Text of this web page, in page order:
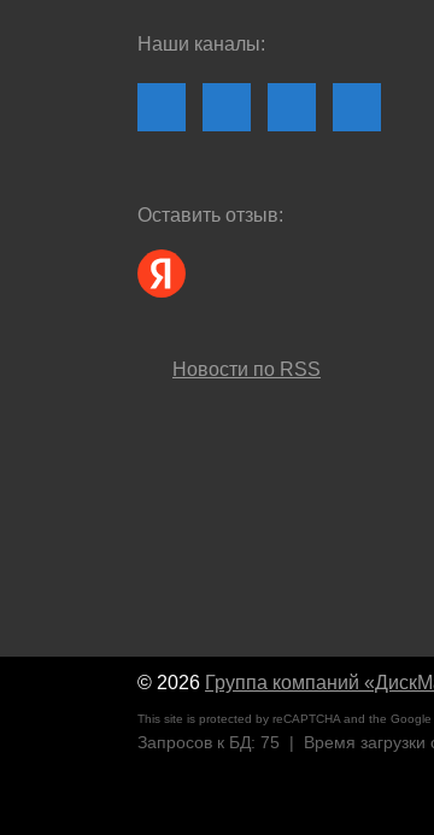
Наши каналы:
Оставить отзыв:
Новости по RSS
© 2026 Группа компаний
This site is protected by reCAPTCHA and the Google
Запросов к БД: 75 | Время